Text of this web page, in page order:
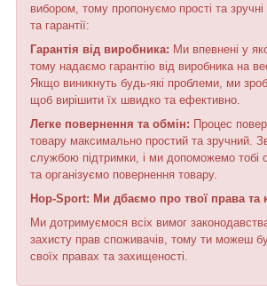
вибором, тому пропонуємо прості та
та гарантії:
Гарантія від виробника: Ми впевнені у
тому надаємо гарантію від виробника на
Якщо виникнуть будь-які проблеми, ми
щоб вирішити їх швидко та ефективно.
Легке повернення та обмін: Процес
товару максимально простий та зручний.
службою підтримки, і ми допоможемо тобі
та організуємо повернення товару.
Hop-Sport: Ми дбаємо про твої права та
Ми дотримуємося всіх вимог
захисту прав споживачів, тому ти можеш
своїх правах та захищеності.